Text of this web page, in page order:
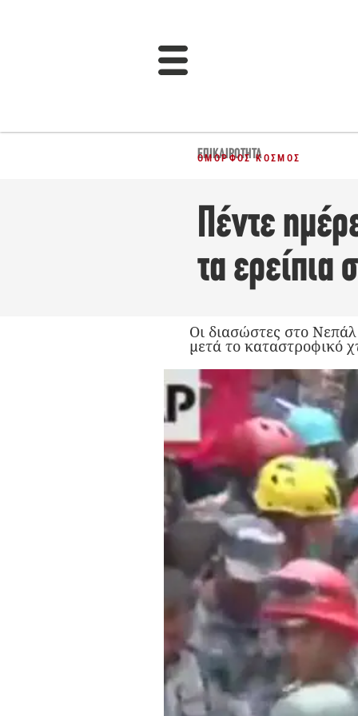
ΕΠΙΚΑΙΡΌΤΗΤΑ
ΌΜΟΡΦΟΣ ΚΌΣΜΟΣ
Πέντε
τα ερείπια
Oι διασώστες στο
μετά το καταστροφικό